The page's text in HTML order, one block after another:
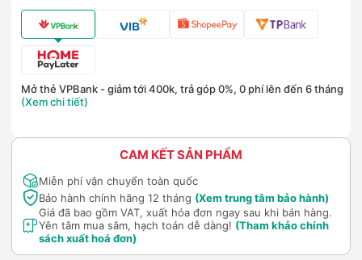
Mở thẻ VPBank - giảm tới 400k, trả góp 0%, 0 phí lên đến 6 tháng
(Xem chi tiết)
CAM KẾT SẢN PHẨM
Miễn phí vận chuyển toàn quốc
Bảo hành chính hãng 12 tháng (Xem trung tâm bảo hành)
Giá đã bao gồm VAT, xuất hóa đơn ngay sau khi bán hàng.
Yên tâm mua sắm, hạch toán dễ dàng! (Tham khảo chính
sách xuất hoá đơn)